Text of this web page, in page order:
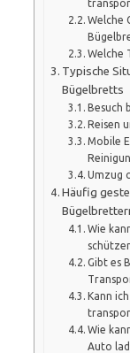
Welche
Welche
Typische
Bügelbretts
Besuch
Reisen
Mobile
Umzug
Häufig
Wie
Gibt es
Kann
Wie
Auto